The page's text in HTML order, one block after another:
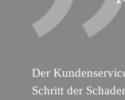
Der
Schritt der